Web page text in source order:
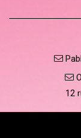
12